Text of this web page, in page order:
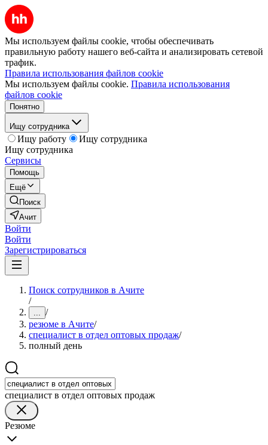
Мы используем файлы cookie, чтобы обеспечивать
правильную работу нашего веб-сайта и анализировать сетевой
трафик.
Правила использования файлов cookie
Мы используем файлы cookie. Правила использования
файлов cookie
Понятно
Ищу сотрудника
Ищу работу
Ищу сотрудника
Ищу сотрудника
Сервисы
Помощь
Ещё
Поиск
Ачит
Войти
Войти
Зарегистрироваться
Поиск сотрудников в Ачите
/
... /
резюме в Ачите/
специалист в отдел оптовых продаж/
полный день
специалист в отдел оптовых продаж
Резюме